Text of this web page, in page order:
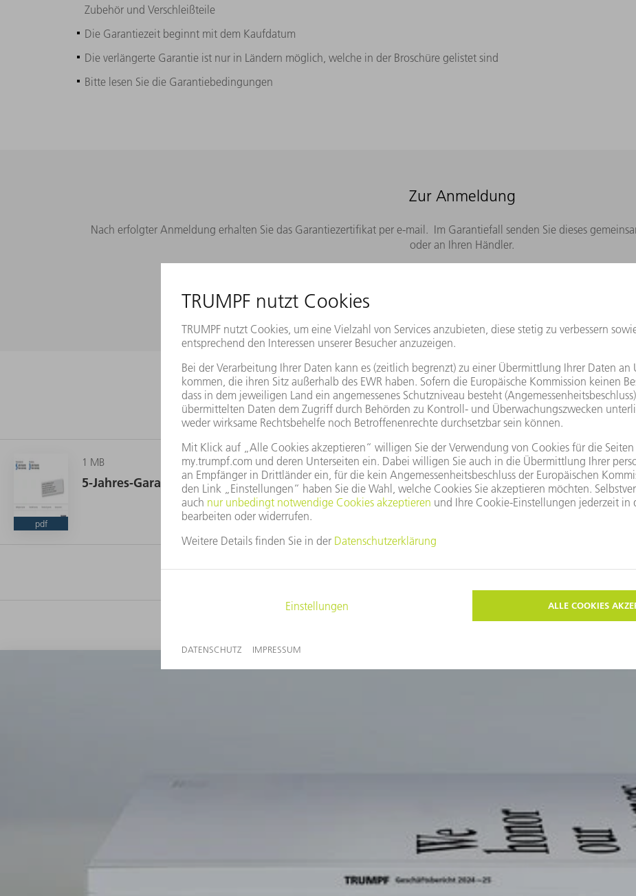
Zubehör und Verschleißteile
Die Garantiezeit beginnt mit dem Kaufdatum
Die verlängerte Garantie ist nur in Ländern möglich, welche in der Broschüre gelistet sind
Bitte lesen Sie die Garantiebedingungen
Zur Anmeldung
Nach erfolgter Anmeldung erhalten Sie das Garantiezertifikat per e-mail. Im Garantiefall senden Sie dieses
oder an Ihren Händler.
Download
pdf
1 MB
5-Jahres-Garantie
Diese Themen könnten Sie auch interessieren